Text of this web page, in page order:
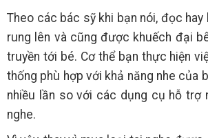
Theo các bác sỹ khi bạn nói, đọc hay
rung lên và cũng được khuếch đại
truyền tới bé. Cơ thể bạn thực hiện
thống phù hợp với khả năng nhe của
nhiều lần so với các dụng cụ hỗ trợ
nghe.